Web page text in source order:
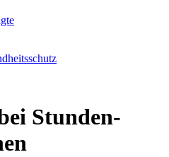
Stunden-